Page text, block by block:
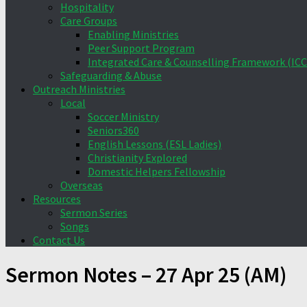
Hospitality
Care Groups
Enabling Ministries
Peer Support Program
Integrated Care & Counselling Framework
Safeguarding & Abuse
Outreach Ministries
Local
Soccer Ministry
Seniors360
English Lessons (ESL Ladies)
Christianity Explored
Domestic Helpers Fellowship
Overseas
Resources
Sermon Series
Songs
Contact Us
Sermon Notes – 27 Apr 25 (AM)